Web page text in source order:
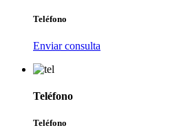
Teléfono
Enviar consulta
Teléfono
Teléfono